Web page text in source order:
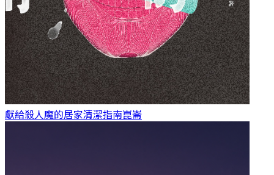
獻給殺人魔的居家清潔指南崑崙